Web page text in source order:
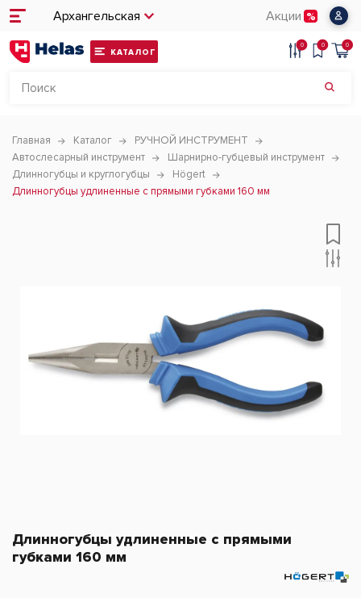
Архангельская Акции
КАТАЛОГ
0 0 0
Главная Каталог
РУЧНОЙ ИНСТРУМЕНТ
Автослесарный инструмент
Шарнирно-губцевый инструмент
Длинногубцы и круглогубцы
Högert
Длинногубцы удлиненные с прямыми губками 160 мм
Длинногубцы удлиненные с прямыми
губками 160 мм